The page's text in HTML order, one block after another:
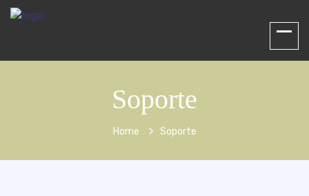
Soporte
Home Soporte